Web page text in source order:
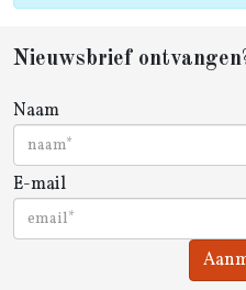
Nieuwsbrief
Naam
E-mail